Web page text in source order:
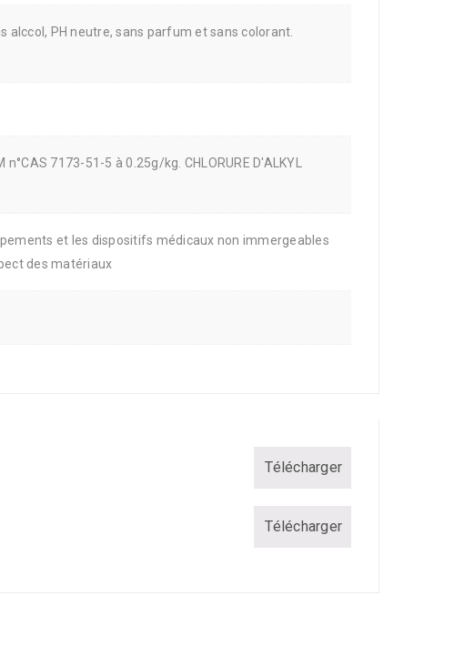
PH neutre, sans parfum et sans colorant.
7173-51-5 à 0.25g/kg. CHLORURE D'ALKYL
et les dispositifs médicaux non immergeables
des matériaux
Télécharger
Télécharger